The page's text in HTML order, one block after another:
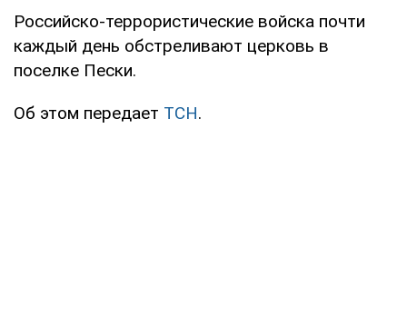
Российско-террористические войска почти
каждый день обстреливают церковь в
поселке Пески.
Об этом передает ТСН.